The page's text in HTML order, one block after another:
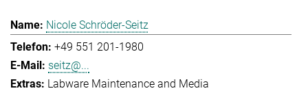
Nicole Schröder-Seitz
+49 551 201-1980
seitz@...
Labware Maintenance and Media